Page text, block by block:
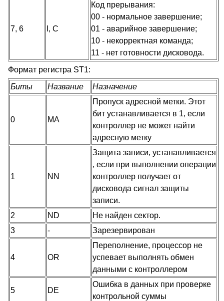
7, 6 I, C
Код прерывания:
00 - нормальное завершение;
01 - аварийное завершение;
10 - некорректная команда;
11 - нет готовности дисковода.
Формат регистра ST1:
Биты
Название Назначение
0 MA
Пропуск адресной метки. Этот
бит устанавливается в 1, если
контроллер не может найти
адресную метку
1 NN
Защита записи, устанавливается
, если при выполнении операции
контроллер получает от
дисковода сигнал защиты
записи.
2
ND
Не найден сектор.
3
- Зарезервирован
4 OR
Переполнение, процессор не
успевает выполнять обмен
данными с контроллером
5 DE
Ошибка в данных при проверке
контрольной суммы